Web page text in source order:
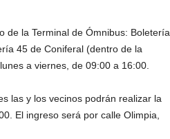
de la Terminal de Ómnibus: Boletería
45 de Coniferal (dentro de la
a viernes, de 09:00 a 16:00.
las y los vecinos podrán realizar la
El ingreso será por calle Olimpia,